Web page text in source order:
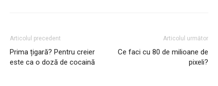
Articolul precedent
Prima țigară? Pentru creier
este ca o doză de cocaină
Articolul următor
Ce faci cu 80 de milioane de
pixeli?